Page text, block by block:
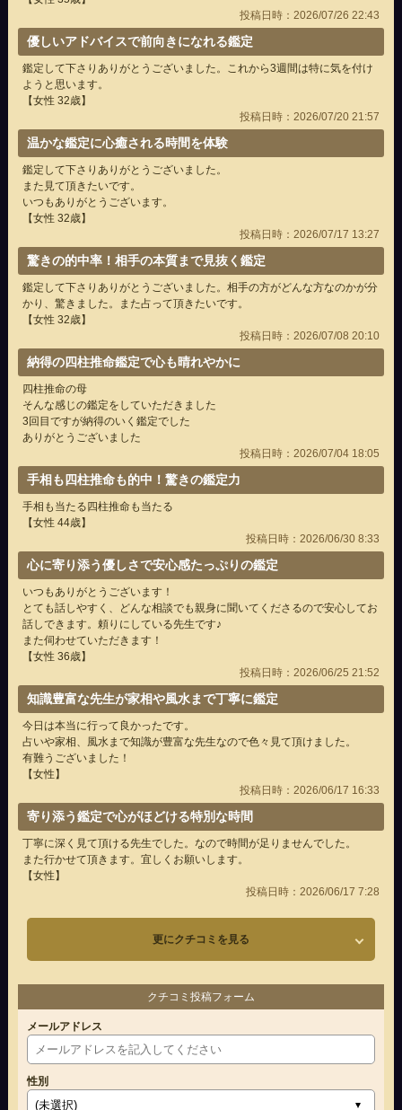
投稿日時：2026/07/26 22:43
優しいアドバイスで前向きになれる鑑定
鑑定して下さりありがとうございました。これから3週間は特に気を付け
ようと思います。
【女性 32歳】
投稿日時：2026/07/20 21:57
温かな鑑定に心癒される時間を体験
鑑定して下さりありがとうございました。
また見て頂きたいです。
いつもありがとうございます。
【女性 32歳】
投稿日時：2026/07/17 13:27
驚きの的中率！相手の本質まで見抜く鑑定
鑑定して下さりありがとうございました。相手の方がどんな方なのかが分
かり、驚きました。また占って頂きたいです。
【女性 32歳】
投稿日時：2026/07/08 20:10
納得の四柱推命鑑定で心も晴れやかに
四柱推命の母
そんな感じの鑑定をしていただきました
3回目ですが納得のいく鑑定でした
ありがとうございました
投稿日時：2026/07/04 18:05
手相も四柱推命も的中！驚きの鑑定力
手相も当たる四柱推命も当たる
【女性 44歳】
投稿日時：2026/06/30 8:33
心に寄り添う優しさで安心感たっぷりの鑑定
いつもありがとうございます！
とても話しやすく、どんな相談でも親身に聞いてくださるので安心してお
話しできます。頼りにしている先生です♪
また伺わせていただきます！
【女性 36歳】
投稿日時：2026/06/25 21:52
知識豊富な先生が家相や風水まで丁寧に鑑定
今日は本当に行って良かったです。
占いや家相、風水まで知識が豊富な先生なので色々見て頂けました。
有難うございました！
【女性】
投稿日時：2026/06/17 16:33
寄り添う鑑定で心がほどける特別な時間
丁寧に深く見て頂ける先生でした。なので時間が足りませんでした。
また行かせて頂きます。宜しくお願いします。
【女性】
投稿日時：2026/06/17 7:28
更にクチコミを見る
クチコミ投稿フォーム
メールアドレス
性別